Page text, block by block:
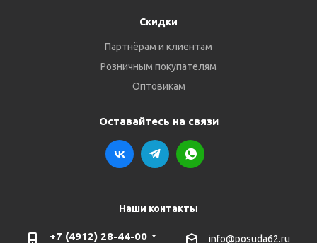
Скидки
Партнёрам и клиентам
Розничным покупателям
Оптовикам
Оставайтесь на связи
Наши контакты
+7 (4912) 28-44-00 info@posuda62.ru